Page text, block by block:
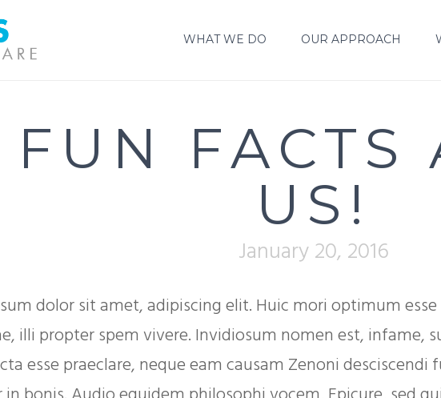
WHAT WE DO OUR APPROACH
FUN FACTS
US!
January 20, 2016
dolor sit amet, adipiscing elit. Huic mori optimum
illi propter spem vivere. Invidiosum nomen est, infame,
esse praeclare, neque eam causam Zenoni